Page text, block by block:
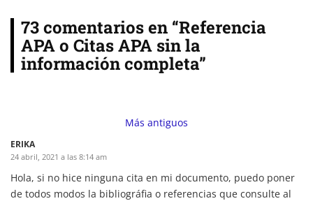
73 comentarios en “Referencia
APA o Citas APA sin la
información completa”
Más antiguos
ERIKA
24 abril, 2021 a las 8:14 am
Hola, si no hice ninguna cita en mi documento, puedo poner
de todos modos la bibliográfia o referencias que consulte al